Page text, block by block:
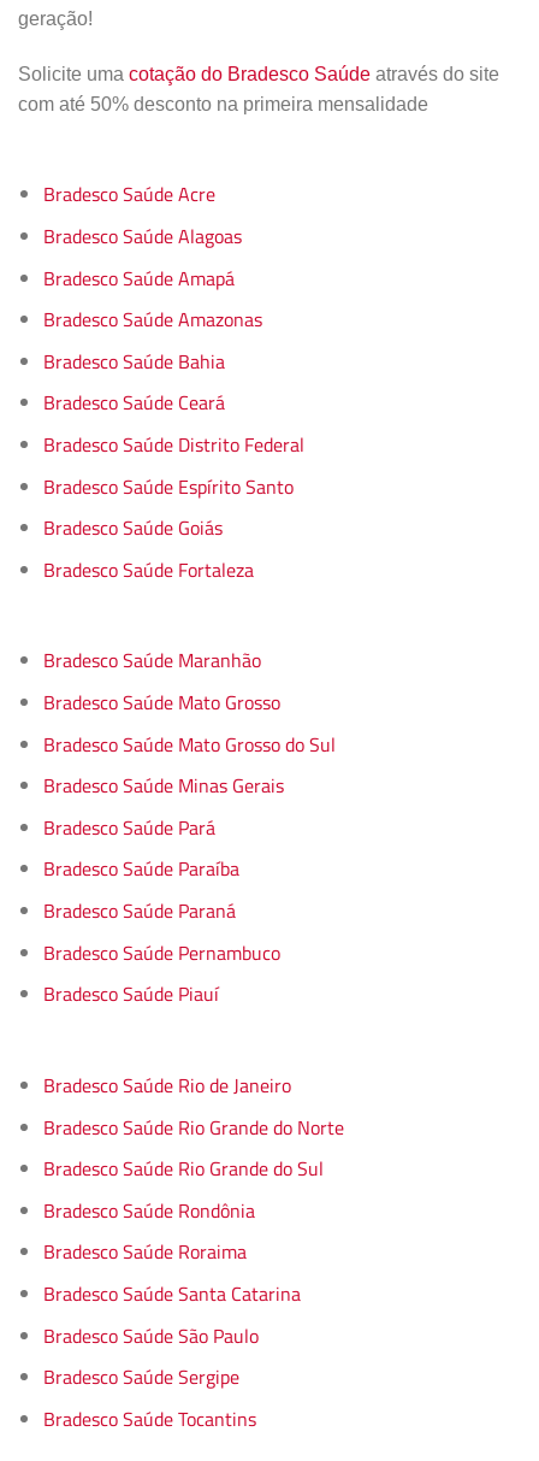
geração!
Solicite uma cotação do Bradesco Saúde através do site
com até 50% desconto na primeira mensalidade
Bradesco Saúde Acre
Bradesco Saúde Alagoas
Bradesco Saúde Amapá
Bradesco Saúde Amazonas
Bradesco Saúde Bahia
Bradesco Saúde Ceará
Bradesco Saúde Distrito Federal
Bradesco Saúde Espírito Santo
Bradesco Saúde Goiás
Bradesco Saúde Fortaleza
Bradesco Saúde Maranhão
Bradesco Saúde Mato Grosso
Bradesco Saúde Mato Grosso do Sul
Bradesco Saúde Minas Gerais
Bradesco Saúde Pará
Bradesco Saúde Paraíba
Bradesco Saúde Paraná
Bradesco Saúde Pernambuco
Bradesco Saúde Piauí
Bradesco Saúde Rio de Janeiro
Bradesco Saúde Rio Grande do Norte
Bradesco Saúde Rio Grande do Sul
Bradesco Saúde Rondônia
Bradesco Saúde Roraima
Bradesco Saúde Santa Catarina
Bradesco Saúde São Paulo
Bradesco Saúde Sergipe
Bradesco Saúde Tocantins